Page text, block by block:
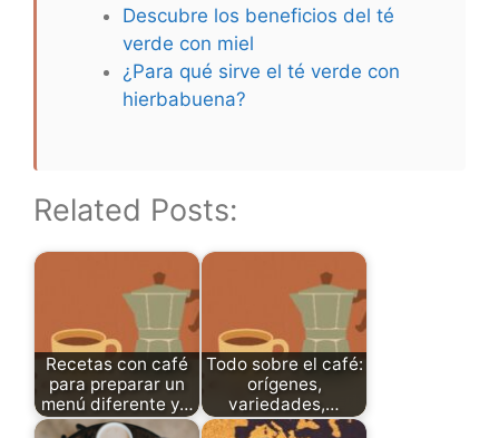
Descubre los beneficios del té
verde con miel
¿Para qué sirve el té verde con
hierbabuena?
Related Posts:
Recetas con café
para preparar un
menú diferente y…
Todo sobre el café:
orígenes,
variedades,…